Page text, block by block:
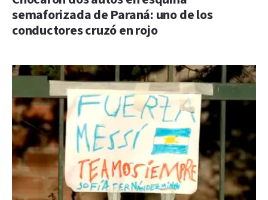
semaforizada de Paraná: uno de los
conductores cruzó en rojo